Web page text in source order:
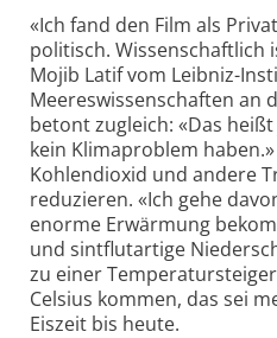
«Ich fand den Film als
politisch. Wissenschaftlich
Mojib Latif vom Leibniz-
Meereswissenschaften an
betont zugleich: «Das
kein Klimaproblem
Kohlendioxid und andere
reduzieren. «Ich gehe
enorme Erwärmung
und sintflutartige
zu einer
Celsius kommen, das sei
Eiszeit bis heute.